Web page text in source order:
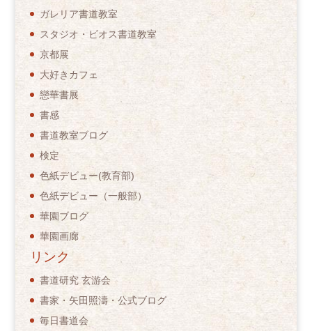
ガレリア書道教室
スタジオ・ビオス書道教室
京都展
大好きカフェ
戀華書展
書感
書道教室ブログ
検定
色紙デビュー(教育部)
色紙デビュー（一般部）
華園ブログ
華園画廊
リンク
書道研究 玄游会
書家・矢田照濤・公式ブログ
毎日書道会